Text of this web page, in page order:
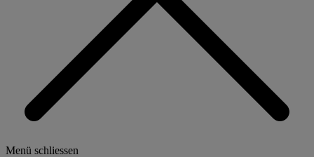
Menü schliessen